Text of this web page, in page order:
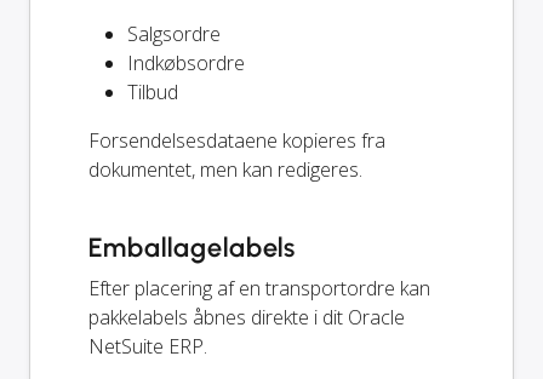
Salgsordre
Indkøbsordre
Tilbud
Forsendelsesdataene kopieres fra
dokumentet, men kan redigeres.
Emballagelabels
Efter placering af en transportordre kan
pakkelabels åbnes direkte i dit Oracle
NetSuite ERP.